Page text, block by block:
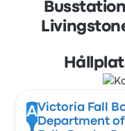
AVictoria Fall
Department